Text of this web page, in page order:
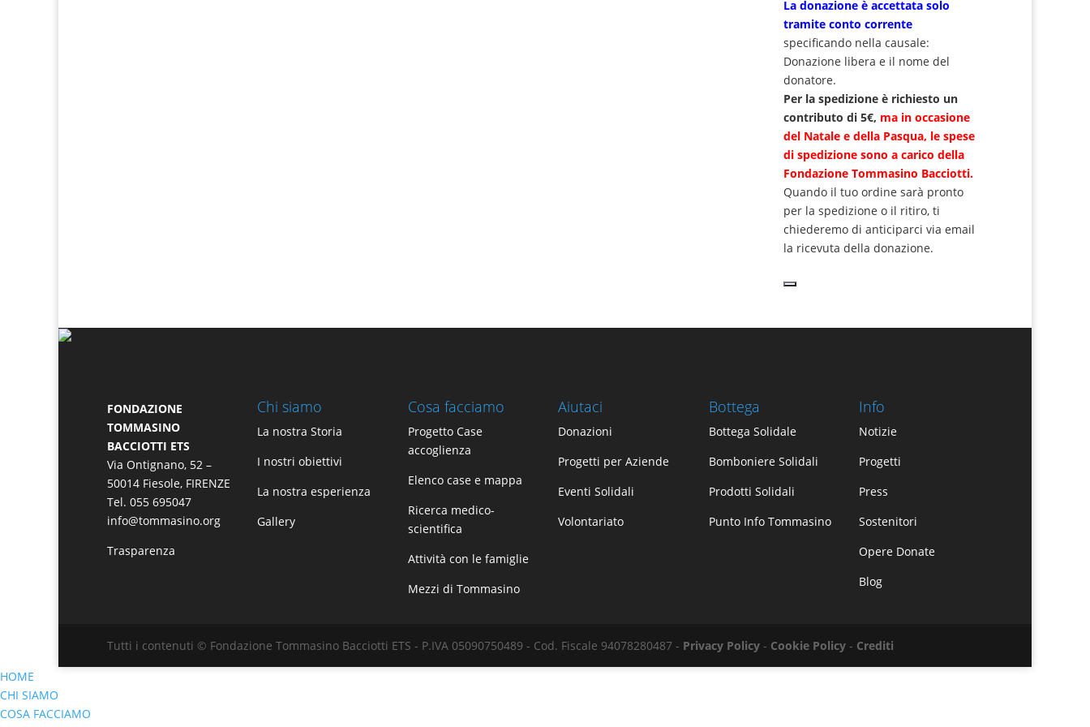
La donazione è accettata solo
tramite conto corrente
specificando nella causale:
Donazione libera e il nome del
donatore.
Per la spedizione è richiesto un
contributo di 5€, ma in occasione
del Natale e della Pasqua, le spese
di spedizione sono a carico della
Fondazione Tommasino Bacciotti.
Quando il tuo ordine sarà pronto
per la spedizione o il ritiro, ti
chiederemo di anticiparci via email
la ricevuta della donazione.
FONDAZIONE
TOMMASINO
BACCIOTTI ETS
Via Ontignano, 52 –
50014 Fiesole, FIRENZE
Tel. 055 695047
info@tommasino.org
Trasparenza
Chi siamo
La nostra Storia
I nostri obiettivi
La nostra esperienza
Gallery
Cosa facciamo
Progetto Case
accoglienza
Elenco case e mappa
Ricerca medico-
scientifica
Attività con le famiglie
Mezzi di Tommasino
Aiutaci
Donazioni
Progetti per Aziende
Eventi Solidali
Volontariato
Bottega
Bottega Solidale
Bomboniere Solidali
Prodotti Solidali
Punto Info Tommasino
Info
Notizie
Progetti
Press
Sostenitori
Opere Donate
Blog
Tutti i contenuti © Fondazione Tommasino Bacciotti ETS - P.IVA 05090750489 - Cod. Fiscale 94078280487 - Privacy Policy - Cookie Policy - Crediti
HOME
CHI SIAMO
COSA FACCIAMO